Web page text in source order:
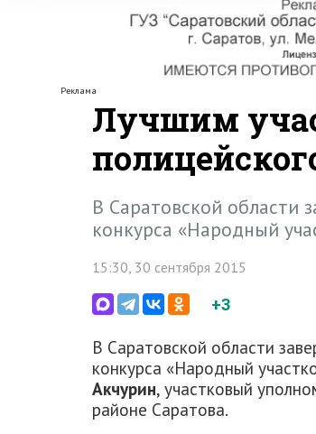
Реклама
Лучшим
В Саратовской области
конкурса «Народный
15:30, 30 сентября 2015
+3
В Саратовской области
конкурса «Народный
Акчурин, участковый
районе Саратова.